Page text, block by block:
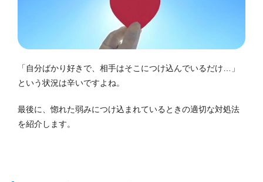
「自分ばかり好きで、相手はそこにつけ込んでいるだけ…」
という状況は辛いですよね。
最後に、惚れた弱みにつけ込まれているときの適切な対処法
を紹介します。